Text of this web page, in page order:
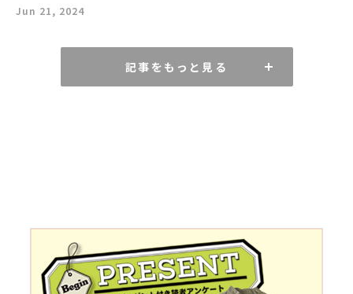
Jun 21, 2024
記事をもっと見る